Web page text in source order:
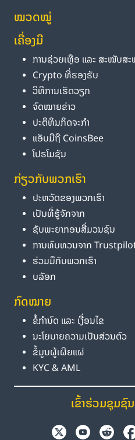
ໝວດໝູ່
ເຄື່ອງມື
ການຊ່ວຍເຫຼືອ ແລະ ສະໜັບສ
Crypto ທີ່ຮອງຮັບ
ວິທີການເຮັດວຽກ
ຈົດໝາຍຂ່າວ
ປະຕິທິນກິດຈະກຳ
ແອັບມືຖື CoinsBee
ໂປຣໂມຊັນ
ກ່ຽວກັບພວກເຮົາ
ປະຫວັດຂອງພວກເຮົາ
ເປັນທີ່ຮູ້ຈັກຈາກ
ຊັບພະຍາກອນສື່ມວນຊົນ
ການທົບທວນຈາກ
ຮ່ວມມືກັບພວກເຮົາ
ບລັອກ
ກົດໝາຍ
ຂໍ້ກຳນົດ ແລະ ເງື່ອນໄຂ
ນະໂຍບາຍຄວາມເປັນສ່ວນຕົວ
ຂໍ້ມູນຜູ້ເຜີຍແຜ່
KYC & AML
ເຂົ້າຮ່ວມຊຸມຊົ